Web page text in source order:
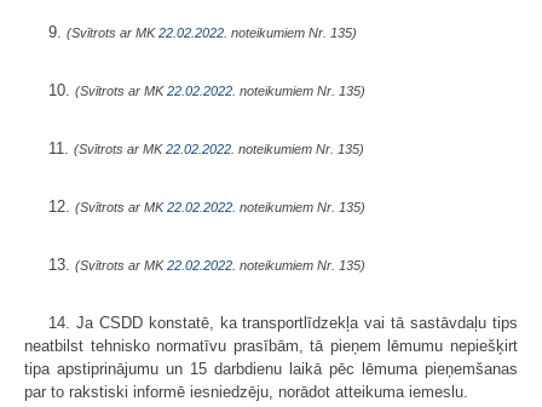
9. (Svītrots ar MK22.02.2022. noteikumiem Nr. 135)
10. (Svītrots ar MK22.02.2022. noteikumiem Nr. 135)
11. (Svītrots ar MK22.02.2022. noteikumiem Nr. 135)
12. (Svītrots ar MK22.02.2022. noteikumiem Nr. 135)
13. (Svītrots ar MK22.02.2022. noteikumiem Nr. 135)
14. Ja CSDD konstatē, ka transportlīdzekļa vai tā sastāvdaļu tips
neatbilst tehnisko normatīvu prasībām, tā pieņem lēmumu nepiešķirt
tipa apstiprinājumu un 15 darbdienu laikā pēc lēmuma pieņemšanas
par to rakstiski informē iesniedzēju, norādot atteikuma iemeslu.